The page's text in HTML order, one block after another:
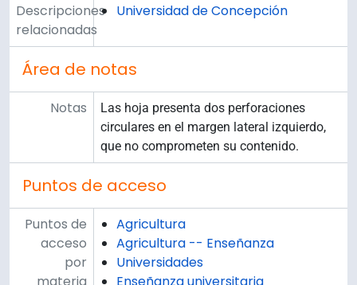
Descripciones
relacionadas
Universidad de Concepción
Área de notas
Notas
Las hoja presenta dos perforaciones
circulares en el margen lateral izquierdo,
que no comprometen su contenido.
Puntos de acceso
Puntos de
acceso
por
materia
Agricultura
Agricultura -- Enseñanza
Universidades
Enseñanza universitaria